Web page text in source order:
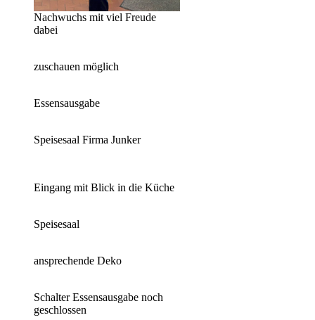
Nachwuchs mit viel Freude
dabei
zuschauen möglich
Essensausgabe
Speisesaal Firma Junker
Eingang mit Blick in die Küche
Speisesaal
ansprechende Deko
Schalter Essensausgabe noch
geschlossen